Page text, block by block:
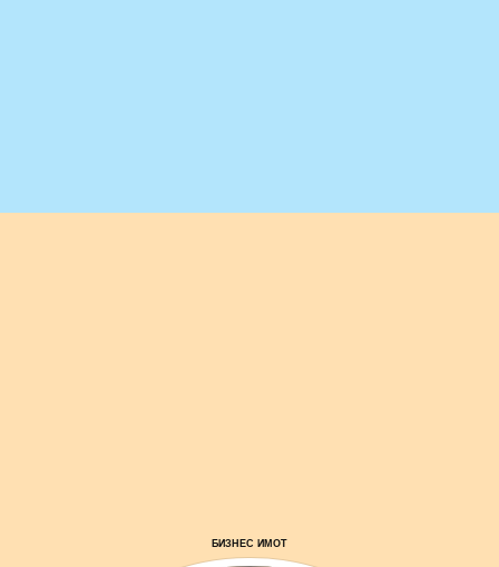
БИЗНЕС ИМОТ